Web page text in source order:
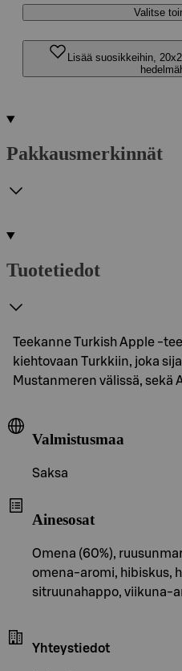
Valitse
Lisää suosikkeihin,
Pakkausmerkinnät
Tuotetiedot
Teekanne Turkish Apple -
kiehtovaan Turkkiin, joka
Mustanmeren välissä, sekä
Valmistusmaa
Saksa
Ainesosat
Omena (60%),
omena-aromi, hibiskus,
sitruunahappo, viikuna-
Yhteystiedot